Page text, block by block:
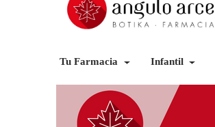
Tu Farmacia Infantil